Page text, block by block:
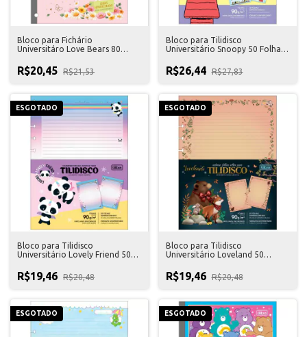
Bloco para Fichário
Universitáro Love Bears 80
R$20,45 R$21,53
Bloco para Tilidisco
Universitário Snoopy 50 Folhas
R$26,44 R$27,83
ESGOTADO
Bloco para Tilidisco
Universitário Lovely Friend 50
R$19,46 R$20,48
ESGOTADO
Bloco para Tilidisco
Universitário Loveland 50
R$19,46 R$20,48
ESGOTADO ESGOTADO